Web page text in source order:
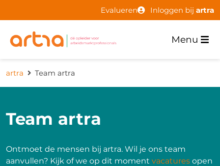
Evalueren Inloggen bij artra
Menu
artra Team artra
Team artra
Ontmoet de mensen bij artra. Wil je ons team
aanvullen? Kijk of we op dit moment vacatures open